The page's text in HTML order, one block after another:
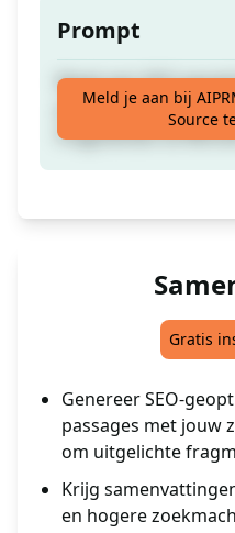
Prompt
Maak een SEO-
passage van jouw
Fragmenten te
Meld je aan bij
Source
Gratis
Genereer SEO-
passages met jouw
om uitgelichte
Krijg
en hogere